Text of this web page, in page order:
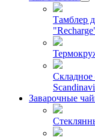
Тамблер
Складное
Заварочные